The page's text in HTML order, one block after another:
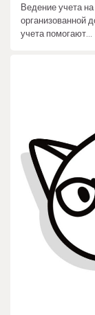
Ведение учета
организованной
учета помогают…